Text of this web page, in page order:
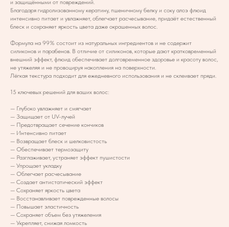
и защищёнными от повреждений.
Благодаря гидролизованному кератину, пшеничному белку и соку алоэ флюид
интенсивно питает и увлажняет, облегчает расчесывание, придаёт естественный
блеск и сохраняет яркость цвета даже окрашенных волос.
Формула на 99% состоит из натуральных ингредиентов и не содержит
силиконов и парабенов. В отличие от силиконов, которые дают кратковременный
внешний эффект, флюид обеспечивает долговременное здоровье и красоту волос,
не утяжеляя и не провоцируя накопления на поверхности.
Лёгкая текстура подходит для ежедневного использования и не склеивает пряди.
15 ключевых решений для ваших волос:
— Глубоко увлажняет и смягчает
— Защищает от UV-лучей
— Предотвращает сечение кончиков
— Интенсивно питает
— Возвращает блеск и шелковистость
— Обеспечивает термозащиту
— Разглаживает, устраняет эффект пушистости
— Упрощает укладку
— Облегчает расчесывание
— Создает антистатический эффект
— Сохраняет яркость цвета
— Восстанавливает поврежденные волосы
— Повышает эластичность
— Сохраняет объем без утяжеления
— Укрепляет, снижая ломкость